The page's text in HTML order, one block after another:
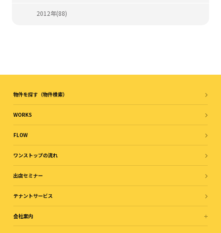
2012年(88)
物件を探す（物件検索）
WORKS
FLOW
ワンストップの流れ
出店セミナー
テナントサービス
会社案内